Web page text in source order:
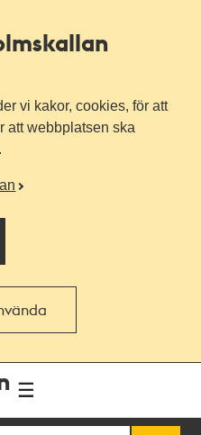
vi kakor, cookies, för att
att webbplatsen ska